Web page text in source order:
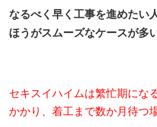
なるべく早く工事を進めたい
ほうがスムーズなケースが多
セキスイハイムは繁忙期にな
かかり、着工まで数か月待つ